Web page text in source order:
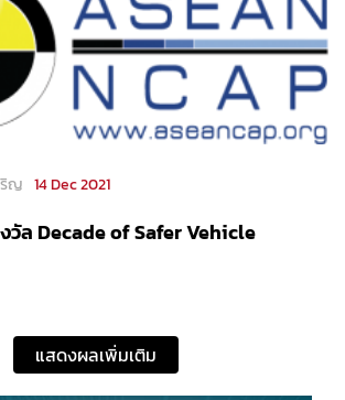
ริญ 14 Dec 2021
วัล Decade of Safer Vehicle
แสดงผลเพิ่มเติม